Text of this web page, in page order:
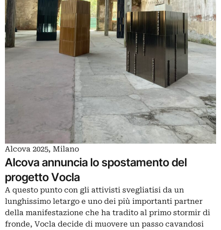
Alcova 2025, Milano
Alcova annuncia lo spostamento del
progetto Vocla
A questo punto con gli attivisti svegliatisi da un
lunghissimo letargo e uno dei più importanti partner
della manifestazione che ha tradito al primo stormir di
fronde, Vocla decide di muovere un passo cavandosi